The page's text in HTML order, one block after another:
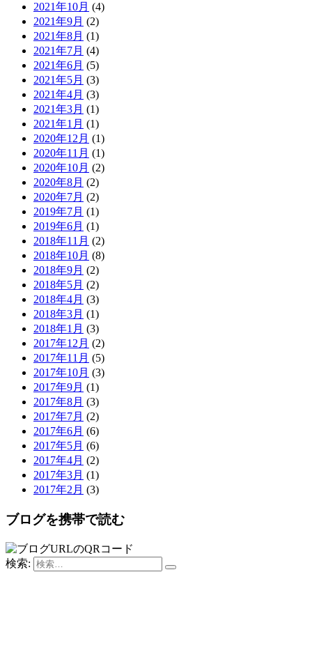
2021年10月 (4)
2021年9月 (2)
2021年8月 (1)
2021年7月 (4)
2021年6月 (5)
2021年5月 (3)
2021年4月 (3)
2021年3月 (1)
2021年1月 (1)
2020年12月 (1)
2020年11月 (1)
2020年10月 (2)
2020年8月 (2)
2020年7月 (2)
2019年7月 (1)
2019年6月 (1)
2018年11月 (2)
2018年10月 (8)
2018年9月 (2)
2018年5月 (2)
2018年4月 (3)
2018年3月 (1)
2018年1月 (3)
2017年12月 (2)
2017年11月 (5)
2017年10月 (3)
2017年9月 (1)
2017年8月 (3)
2017年7月 (2)
2017年6月 (6)
2017年5月 (6)
2017年4月 (2)
2017年3月 (1)
2017年2月 (3)
ブログを携帯で読む
検索: